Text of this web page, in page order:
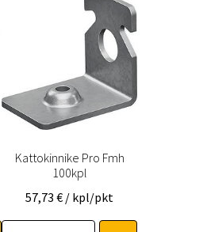
Kattokinnike Pro Fmh
100kpl
57,73€ / kpl/pkt